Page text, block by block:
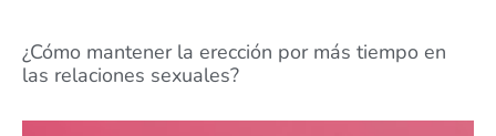
¿Cómo mantener la erección por más tiempo en
las relaciones sexuales?